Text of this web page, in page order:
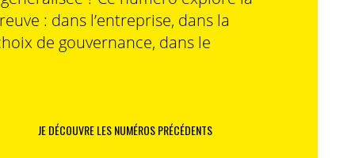
: dans l’entreprise, dans la
de gouvernance, dans le
JE DÉCOUVRE LES NUMÉROS PRÉCÉDENTS